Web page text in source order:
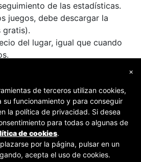
de las estadísticas.
juegos, debe descargar la
gratis).
del lugar, igual que cuando
18, 20123 Milano - CF/P.IVA 06769730968 - Capitale
i.v. - Camera di commercio di Milano
×
de terceros utilizan cookies,
su funcionamiento y para conseguir
la política de privacidad. Si desea
para todas o algunas de
de cookies.
por la página, pulsar en un
acepta el uso de cookies.